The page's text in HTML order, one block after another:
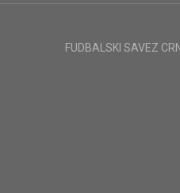
FUDBALSKI SAVEZ